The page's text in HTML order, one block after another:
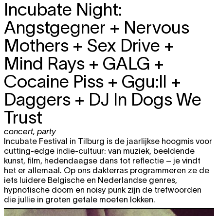
Incubate Night:
Angstgegner + Nervous
Mothers + Sex Drive +
Mind Rays + GALG +
Cocaine Piss + Ggu:ll +
Daggers + DJ In Dogs We
Trust
concert, party
Incubate Festival in Tilburg is de jaarlijkse hoogmis voor
cutting-edge indie-cultuur: van muziek, beeldende
kunst, film, hedendaagse dans tot reflectie – je vindt
het er allemaal. Op ons dakterras programmeren ze de
iets luidere Belgische en Nederlandse genres,
hypnotische doom en noisy punk zijn de trefwoorden
die jullie in groten getale moeten lokken.